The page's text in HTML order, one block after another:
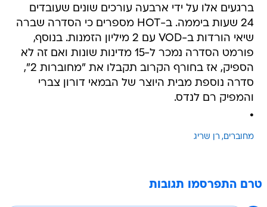
ברגעים אלו על ידי ארבעה עורכים שונים שעובדים
24 שעות ביממה. ב-HOT מספרים כי הסדרה שברה
שיאי הורדות ב-VOD עם 2 מיליון הזמנות. בנוסף,
פורמט הסדרה נמכר ל-15 מדינות שונות ואם זה לא
הספיק, אז בחורף הקרוב תקבלו את "מחוברות 2",
סדרה נוספת מבית היוצר של הבמאי דורון צברי
והמפיק רם לנדס.
.
מחוברים רן שריג
טרם התפרסמו תגובות